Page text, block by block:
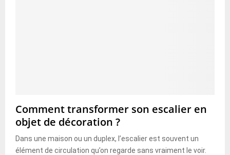
Comment transformer son escalier en
objet de décoration ?
Dans une maison ou un duplex, l’escalier est souvent un
élément de circulation qu’on regarde sans vraiment le voir.